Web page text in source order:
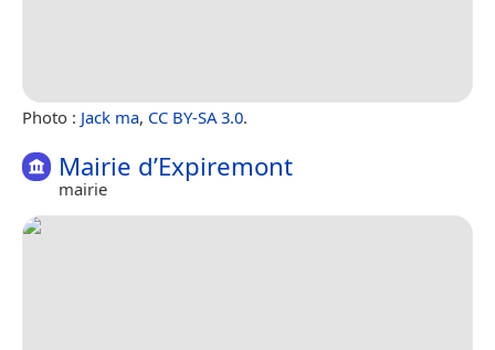
Photo : Jack ma, CC BY-SA 3.0.
Mairie d’Expiremont
mairie